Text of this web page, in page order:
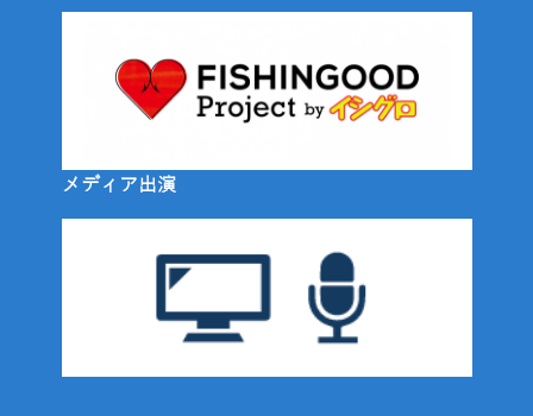
メディア出演